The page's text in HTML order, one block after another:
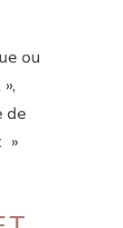
ou
de
»